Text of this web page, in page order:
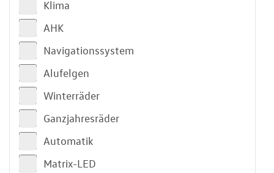
Klima
AHK
Navigationssystem
Alufelgen
Winterräder
Ganzjahresräder
Automatik
Matrix-LED